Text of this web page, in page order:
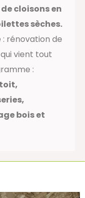
cloisons en
sèches.
: rénovation de
vient tout
:
bois et